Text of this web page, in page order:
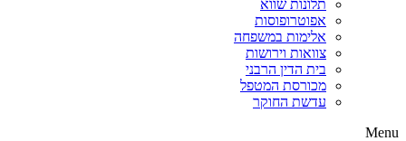
תלונות שווא
אפוטרופוסות
אלימות במשפחה
צוואות וירושות
בית הדין הרבני
מכורסת המטפל
עדשת החוקר
Menu